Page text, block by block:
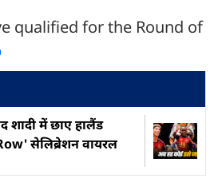
qualified for the Round of
शादी में छाए हालैंड
सेलिब्रेशन वायरल